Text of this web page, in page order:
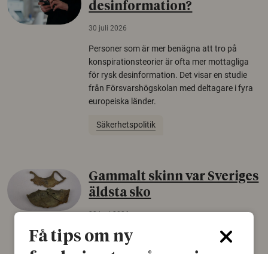
desinformation?
30 juli 2026
Personer som är mer benägna att tro på
konspirationsteorier är ofta mer mottagliga
för rysk desinformation. Det visar en studie
från Försvarshögskolan med deltagare i fyra
europeiska länder.
Säkerhetspolitik
Gammalt skinn var Sveriges
äldsta sko
22 juni 2026
Det som arkeologer länge trodde var en
björnfäll visar sig vara delar av en 2000 år
Få tips om ny